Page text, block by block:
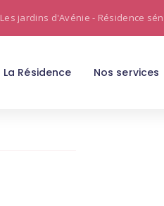
Les jardins d'Avénie - Résidence
La Résidence Nos services